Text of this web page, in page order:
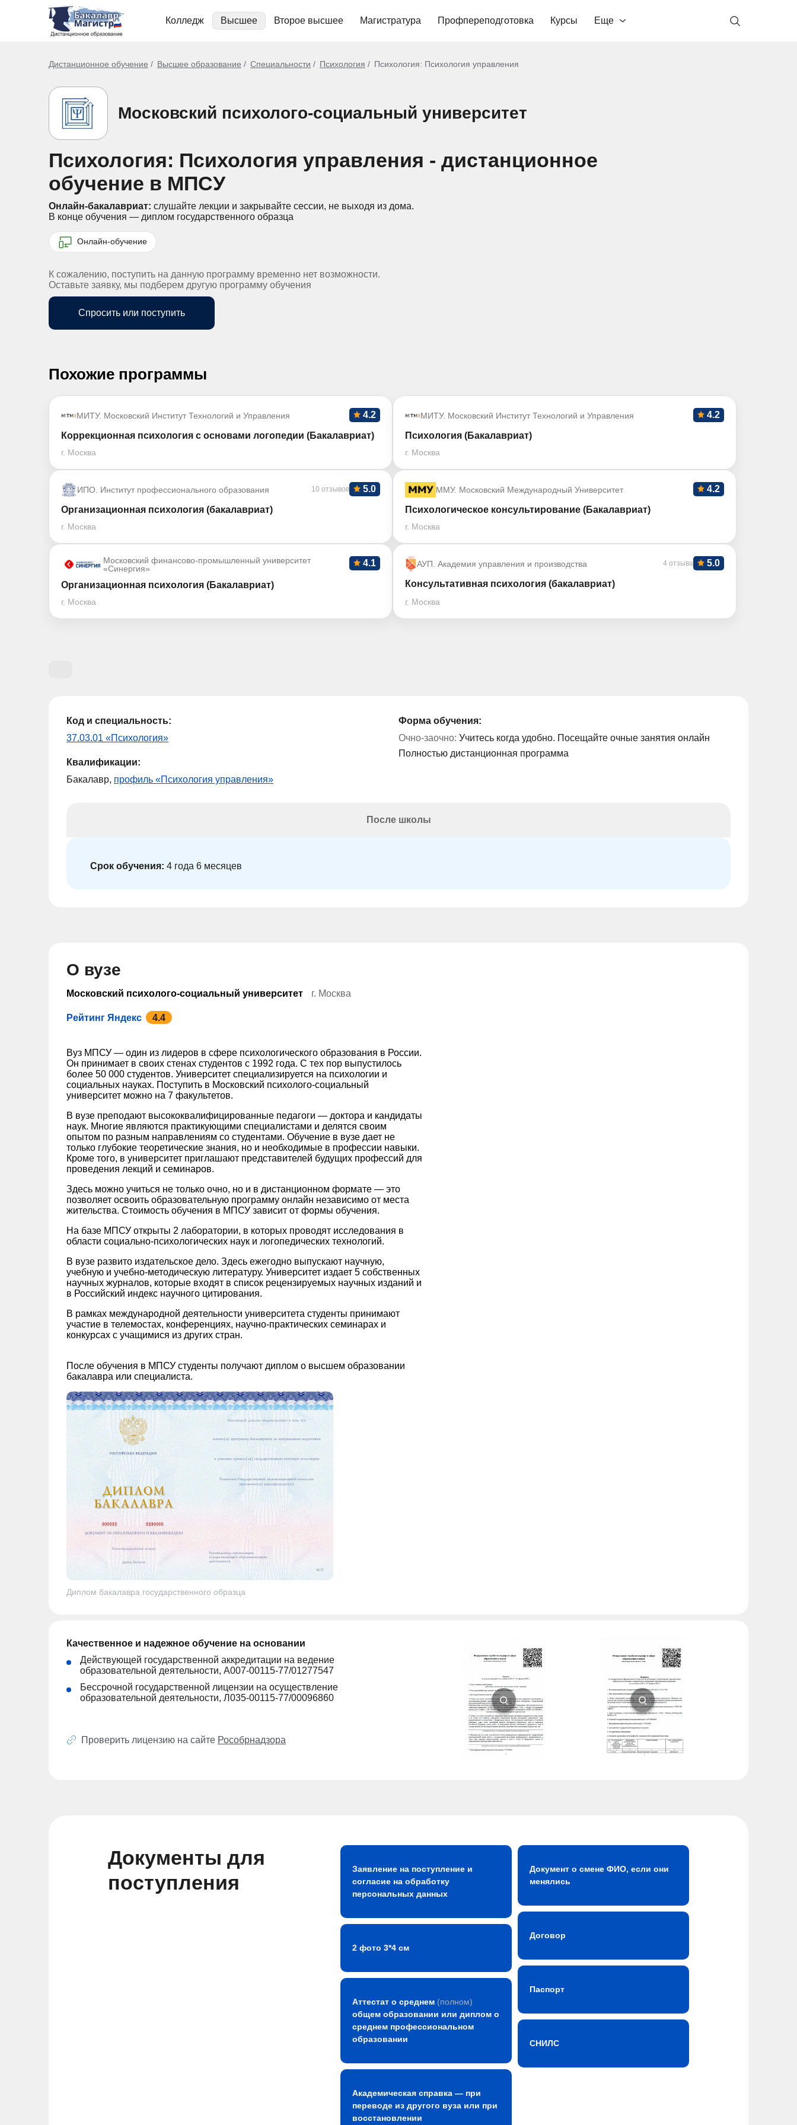
Колледж Высшее Второе высшее Магистратура Профпереподготовка Курсы Еще
Дистанционное обучение Высшее образование Специальности Психология Психология: Психология управления
Московский психолого-социальный университет
Психология: Психология управления - дистанционное
обучение в МПСУ
Онлайн-бакалавриат: слушайте лекции и закрывайте сессии, не выходя из дома.
В конце обучения — диплом государственного образца
Онлайн-обучение
К сожалению, поступить на данную программу временно нет возможности.
Оставьте заявку, мы подберем другую программу обучения
Спросить или поступить
Похожие программы
МИТУ. Московский Институт Технологий и Управления 4.2
Коррекционная психология с основами логопедии (Бакалавриат)
г. Москва
МИТУ. Московский Институт Технологий и Управления 4.2
Психология (Бакалавриат)
г. Москва
ИПО. Институт профессионального образования 10 отзывов 5.0
Организационная психология (бакалавриат)
г. Москва
ММУ. Московский Международный Университет 4.2
Психологическое консультирование (Бакалавриат)
г. Москва
Московский финансово-промышленный университет
«Синергия»
4.1
Организационная психология (Бакалавриат)
г. Москва
АУП. Академия управления и производства 4 отзыва 5.0
Консультативная психология (бакалавриат)
г. Москва
Код и специальность:
37.03.01 «Психология»
Квалификации:
Бакалавр, профиль «Психология управления»
Форма обучения:
Очно-заочно: Учитесь когда удобно. Посещайте очные занятия онлайн
Полностью дистанционная программа
После школы
Срок обучения: 4 года 6 месяцев
О вузе
Московский психолого-социальный университет г. Москва
Рейтинг Яндекс 4.4
Вуз МПСУ — один из лидеров в сфере психологического образования в России.
Он принимает в своих стенах студентов с 1992 года. С тех пор выпустилось
более 50 000 студентов. Университет специализируется на психологии и
социальных науках. Поступить в Московский психолого-социальный
университет можно на 7 факультетов.
В вузе преподают высококвалифицированные педагоги — доктора и кандидаты
наук. Многие являются практикующими специалистами и делятся своим
опытом по разным направлениям со студентами. Обучение в вузе дает не
только глубокие теоретические знания, но и необходимые в профессии навыки.
Кроме того, в университет приглашают представителей будущих профессий для
проведения лекций и семинаров.
Здесь можно учиться не только очно, но и в дистанционном формате — это
позволяет освоить образовательную программу онлайн независимо от места
жительства. Стоимость обучения в МПСУ зависит от формы обучения.
На базе МПСУ открыты 2 лаборатории, в которых проводят исследования в
области социально-психологических наук и логопедических технологий.
В вузе развито издательское дело. Здесь ежегодно выпускают научную,
учебную и учебно-методическую литературу. Университет издает 5 собственных
научных журналов, которые входят в список рецензируемых научных изданий и
в Российский индекс научного цитирования.
В рамках международной деятельности университета студенты принимают
участие в телемостах, конференциях, научно-практических семинарах и
конкурсах с учащимися из других стран.
После обучения в МПСУ студенты получают диплом о высшем образовании
бакалавра или специалиста.
Диплом бакалавра государственного образца
Качественное и надежное обучение на основании
Действующей государственной аккредитации на ведение
образовательной деятельности, А007-00115-77/01277547
Бессрочной государственной лицензии на осуществление
образовательной деятельности, Л035-00115-77/00096860
Проверить лицензию на сайте Рособрнадзора
Документы для
поступления
Заявление на поступление и
согласие на обработку
персональных данных
2 фото 3*4 см
Аттестат о среднем (полном)
общем образовании или диплом о
среднем профессиональном
образовании
Академическая справка — при
переводе из другого вуза или при
восстановлении
Документ о смене ФИО, если они
менялись
Договор
Паспорт
СНИЛС